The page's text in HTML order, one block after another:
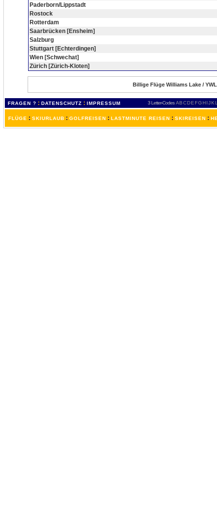
Paderborn/Lippstadt
Rostock
Rotterdam
Saarbrücken [Ensheim]
Salzburg
Stuttgart [Echterdingen]
Wien [Schwechat]
Zürich [Zürich-Kloten]
Billige Flüge Williams Lake /
FRAGEN ? : DATENSCHUTZ : IMPRESSUM 3 Letter-Codes ABCDEFGH IJKL
FLÜGE : SKIURLAUB : GOLFREISEN : LASTMINUTE REISEN : SKIREISEN :